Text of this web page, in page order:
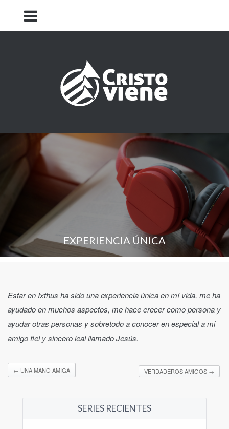
EXPERIENCIA ÚNICA
Estar en Ixthus ha sido una experiencia única en mí vida, me ha
ayudado en muchos aspectos, me hace crecer como persona y
ayudar otras personas y sobretodo a conocer en especial a mi
amigo fiel y sincero leal llamado Jesús.
← UNA MANO AMIGA VERDADEROS AMIGOS →
SERIES RECIENTES